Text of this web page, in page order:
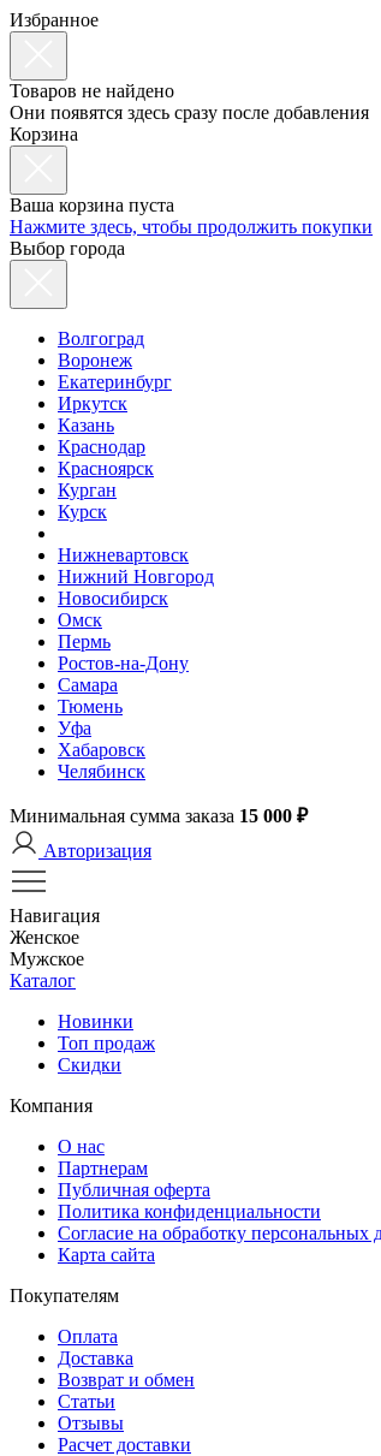
Избранное
Товаров не найдено
Они появятся здесь сразу после добавления
Корзина
Ваша корзина пуста
Нажмите здесь, чтобы продолжить покупки
Выбор города
Волгоград
Воронеж
Екатеринбург
Иркутск
Казань
Краснодар
Красноярск
Курган
Курск
Нижневартовск
Нижний Новгород
Новосибирск
Омск
Пермь
Ростов-на-Дону
Самара
Тюмень
Уфа
Хабаровск
Челябинск
Минимальная сумма заказа 15 000 ₽
Авторизация
Навигация
Женское
Мужское
Каталог
Новинки
Топ продаж
Скидки
Компания
О нас
Партнерам
Публичная оферта
Политика конфиденциальности
Согласие на обработку персональных
Карта сайта
Покупателям
Оплата
Доставка
Возврат и обмен
Статьи
Отзывы
Расчет доставки